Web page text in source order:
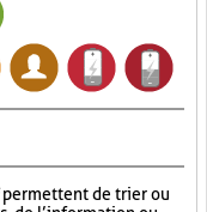
permettent de trier ou